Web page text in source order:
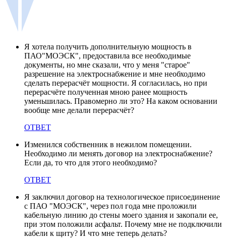
Я хотела получить дополнительную мощность в
ПАО"МОЭСК", предоставила все необходимые
документы, но мне сказали, что у меня "старое"
разрешение на электроснабжение и мне необходимо
сделать перерасчёт мощности. Я согласилась, но при
перерасчёте полученная мною ранее мощность
уменьшилась. Правомерно ли это? На каком основании
вообще мне делали перерасчёт?
ОТВЕТ
Изменился собственник в нежилом помещении.
Необходимо ли менять договор на электроснабжение?
Если да, то что для этого необходимо?
ОТВЕТ
Я заключил договор на технологическое присоединение
с ПАО "МОЭСК", через пол года мне проложили
кабельную линию до стены моего здания и закопали ее,
при этом положили асфальт. Почему мне не подключили
кабели к щиту? И что мне теперь делать?